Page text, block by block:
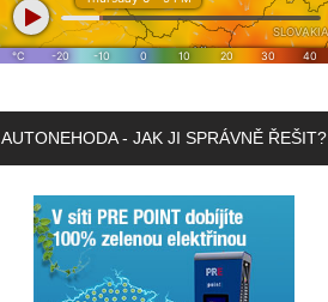
AUTONEHODA - JAK JI SPRÁVNĚ ŘEŠIT?